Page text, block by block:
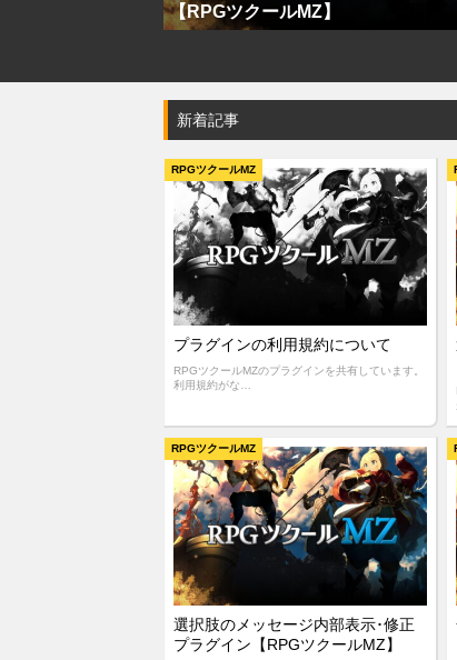
MZ】
新着記事
プラグインの利用規約について
RPGツクールMZのプラグインを共有しています。
利用規約がな…
RPGツクールMZ
選択肢のメッセージ内部表示･修正
プラグイン【RPGツクールMZ】
RPGツクールMZ